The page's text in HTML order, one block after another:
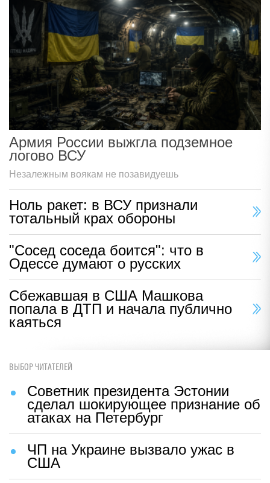
Армия России выжгла подземное
логово ВСУ
Незалежным воякам не позавидуешь
Ноль ракет: в ВСУ признали
тотальный крах обороны
"Сосед соседа боится": что в
Одессе думают о русских
Сбежавшая в США Машкова
попала в ДТП и начала публично
каяться
ВЫБОР ЧИТАТЕЛЕЙ
Советник президента Эстонии
сделал шокирующее признание об
атаках на Петербург
ЧП на Украине вызвало ужас в
США